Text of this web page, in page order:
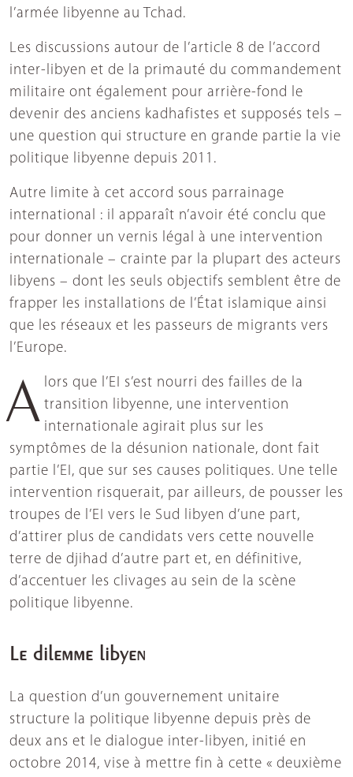
l’armée libyenne au Tchad.
Les discussions autour de l’article 8 de l’accord
inter-libyen et de la primauté du commandement
militaire ont également pour arrière-fond le
devenir des anciens kadhafistes et supposés tels –
une question qui structure en grande partie la vie
politique libyenne depuis 2011.
Autre limite à cet accord sous parrainage
international : il apparaît n’avoir été conclu que
pour donner un vernis légal à une intervention
internationale – crainte par la plupart des acteurs
libyens – dont les seuls objectifs semblent être de
frapper les installations de l’État islamique ainsi
que les réseaux et les passeurs de migrants vers
l’Europe.
Alors que l’EI s’est nourri des failles de la
transition libyenne, une intervention
internationale agirait plus sur les
symptômes de la désunion nationale, dont fait
partie l’EI, que sur ses causes politiques. Une telle
intervention risquerait, par ailleurs, de pousser les
troupes de l’EI vers le Sud libyen d’une part,
d’attirer plus de candidats vers cette nouvelle
terre de djihad d’autre part et, en définitive,
d’accentuer les clivages au sein de la scène
politique libyenne.
Le dilemme libyen
La question d’un gouvernement unitaire
structure la politique libyenne depuis près de
deux ans et le dialogue inter-libyen, initié en
octobre 2014, vise à mettre fin à cette « deuxième